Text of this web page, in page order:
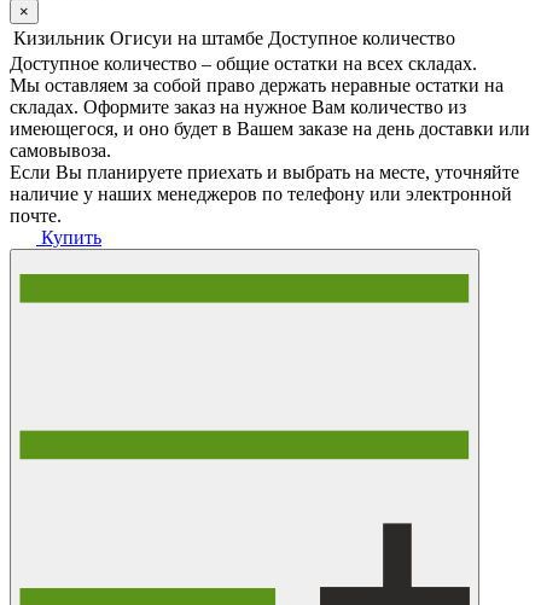
×
Кизильник Огисуи на штамбе Доступное количество
Доступное количество – общие остатки на всех складах.
Мы оставляем за собой право держать неравные остатки на
складах. Оформите заказ на нужное Вам количество из
имеющегося, и оно будет в Вашем заказе на день доставки или
самовывоза.
Если Вы планируете приехать и выбрать на месте, уточняйте
наличие у наших менеджеров по телефону или электронной
почте.
Купить